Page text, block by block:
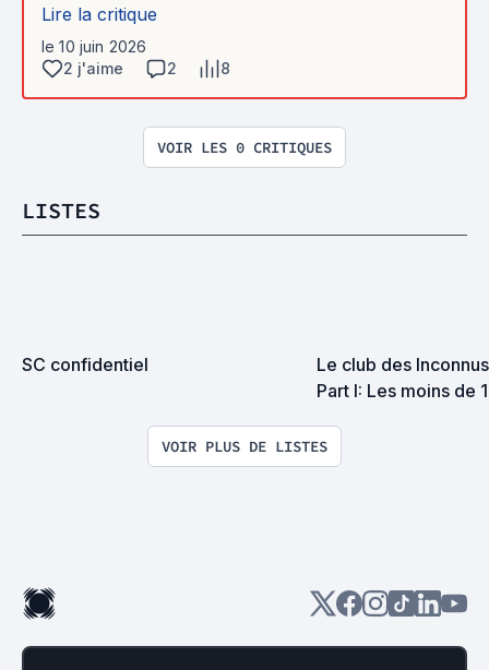
Lire la critique
le 10 juin 2026
2 j'aime
2 8
VOIR LES 0 CRITIQUES
LISTES
SC confidentiel
Le club des
Part I: Les moins de
VOIR PLUS DE LISTES